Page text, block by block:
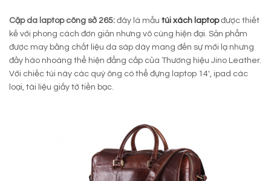
Cặp da laptop công sở 265: đây là mẫu túi xách laptopđược thiết
kế với phong cách đơn giản nhưng vô cùng hiện đại. Sản phẩm
được may bằng chất liệu da sáp dày mang đến sự mới lạ nhưng
đầy hào nhoáng thể hiện đẳng cấp của Thương hiệu Jino Leather.
Với chiếc túi này các quý ông có thể đựng laptop 14′, ipad các
loại, tài liệu giấy tờ tiền bạc.